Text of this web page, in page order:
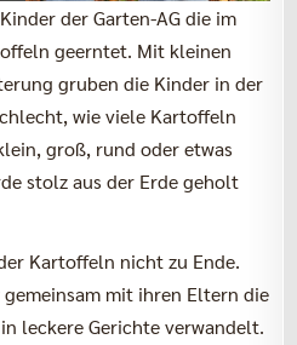
der Garten-AG die im
geerntet. Mit kleinen
gruben die Kinder in der
wie viele Kartoffeln
groß, rund oder etwas
stolz aus der Erde geholt
Kartoffeln nicht zu Ende.
mit ihren Eltern die
leckere Gerichte verwandelt.